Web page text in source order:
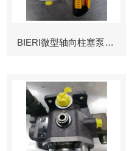
BIERI微型轴向柱塞泵AKP